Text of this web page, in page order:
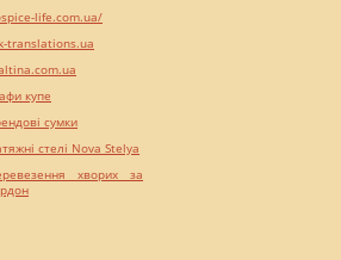
life.com.ua/
translations.ua
купе
сумки
стелі Nova Stelya
хворих за